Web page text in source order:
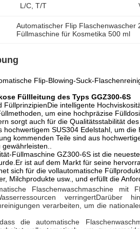
L/C, T/T
Automatischer Flip Flaschenwascher
Füllmaschine für Kosmetika 500 ml
Flip-Blowing-Suck-
Füllleitung des Typs GGZ300-6S
FüllprinzipienDie intelligente
um eine hochpräzise
sorgt auch für die Qualitätsstabilität des
hochwertigem SUS304 Edelstahl, um
kommenden Teile sind aus
Füllmaschine GZ300-6S ist die
ist auf dem Markt für seine
sich für die vollautomatische
Milchprodukte usw., und erfüllt die
Flaschenwaschmaschine mit
verarbeiten, um die
die automatische